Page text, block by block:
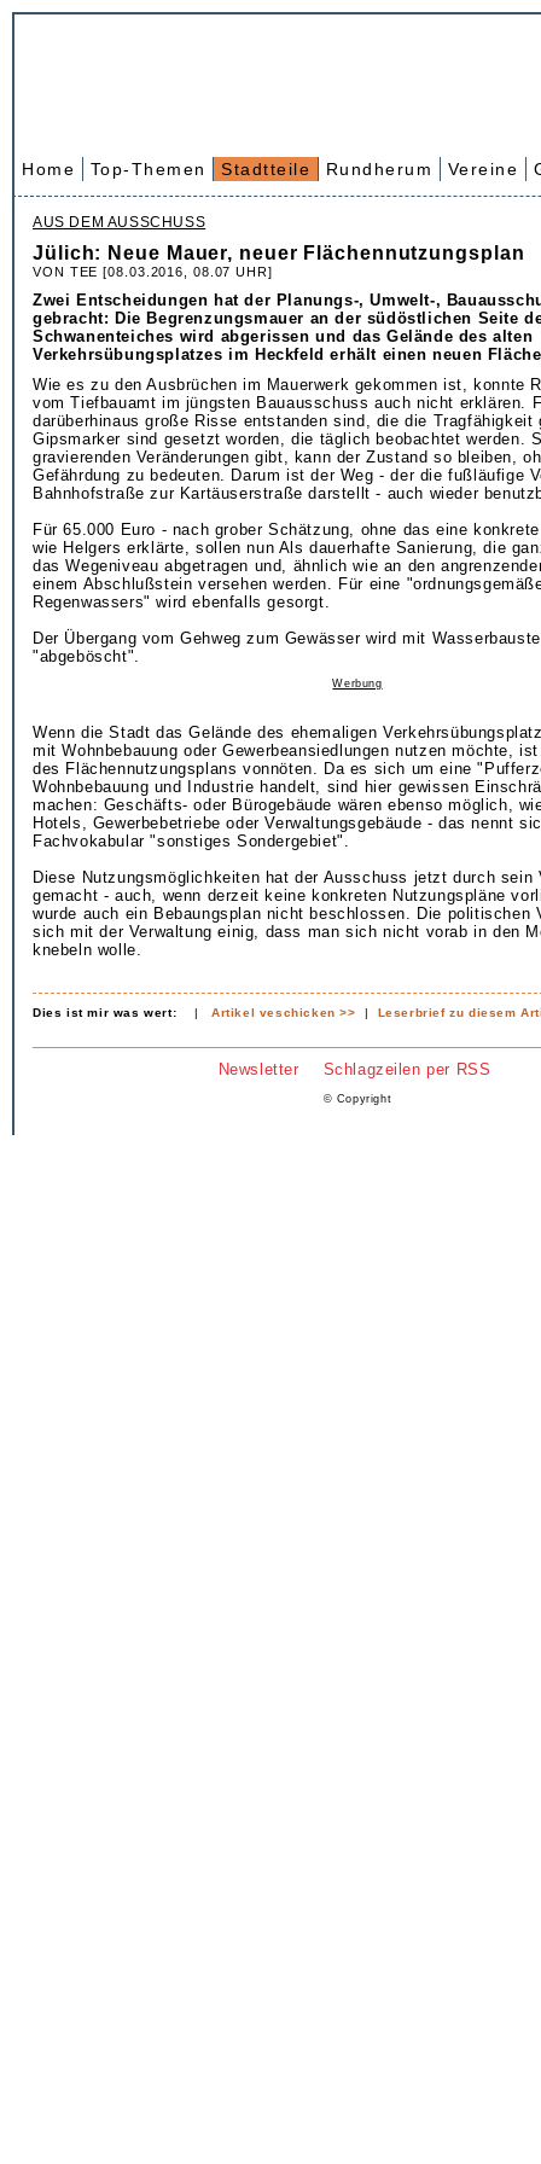
Home Top-Themen Stadtteile Rundherum Vereine
AUS DEM AUSSCHUSS
Jülich: Neue Mauer, neuer Flächennutzungsplan
VON TEE [08.03.2016, 08.07 UHR]
Zwei Entscheidungen hat der Planungs-, Umwelt-,
gebracht: Die Begrenzungsmauer an der südöstlichen Seite
Schwanenteiches wird abgerissen und das Gelände des alten
Verkehrsübungsplatzes im Heckfeld erhält einen neuen
Wie es zu den Ausbrüchen im Mauerwerk gekommen ist, konnte
vom Tiefbauamt im jüngsten Bauausschuss auch nicht erklären.
darüberhinaus große Risse entstanden sind, die die Tragfähigkeit
Gipsmarker sind gesetzt worden, die täglich beobachtet werden.
gravierenden Veränderungen gibt, kann der Zustand so bleiben,
Gefährdung zu bedeuten. Darum ist der Weg - der die fußläufige
Bahnhofstraße zur Kartäuserstraße darstellt - auch wieder
Für 65.000 Euro - nach grober Schätzung, ohne das eine
wie Helgers erklärte, sollen nun Als dauerhafte Sanierung, die
das Wegeniveau abgetragen und, ähnlich wie an den
einem Abschlußstein versehen werden. Für eine
Regenwassers" wird ebenfalls gesorgt.
Der Übergang vom Gehweg zum Gewässer wird mit
"abgeböscht".
Werbung
Wenn die Stadt das Gelände des ehemaligen
mit Wohnbebauung oder Gewerbeansiedlungen nutzen möchte,
des Flächennutzungsplans vonnöten. Da es sich um eine
Wohnbebauung und Industrie handelt, sind hier gewissen
machen: Geschäfts- oder Bürogebäude wären ebenso möglich,
Hotels, Gewerbebetriebe oder Verwaltungsgebäude - das nennt
Fachvokabular "sonstiges Sondergebiet".
Diese Nutzungsmöglichkeiten hat der Ausschuss jetzt durch sein
gemacht - auch, wenn derzeit keine konkreten Nutzungspläne
wurde auch ein Bebaungsplan nicht beschlossen. Die politischen
sich mit der Verwaltung einig, dass man sich nicht vorab in den
knebeln wolle.
Dies ist mir was wert: |Artikel veschicken >> | Leserbrief zu diesem
Newsletter Schlagzeilen per RSS
© Copyright